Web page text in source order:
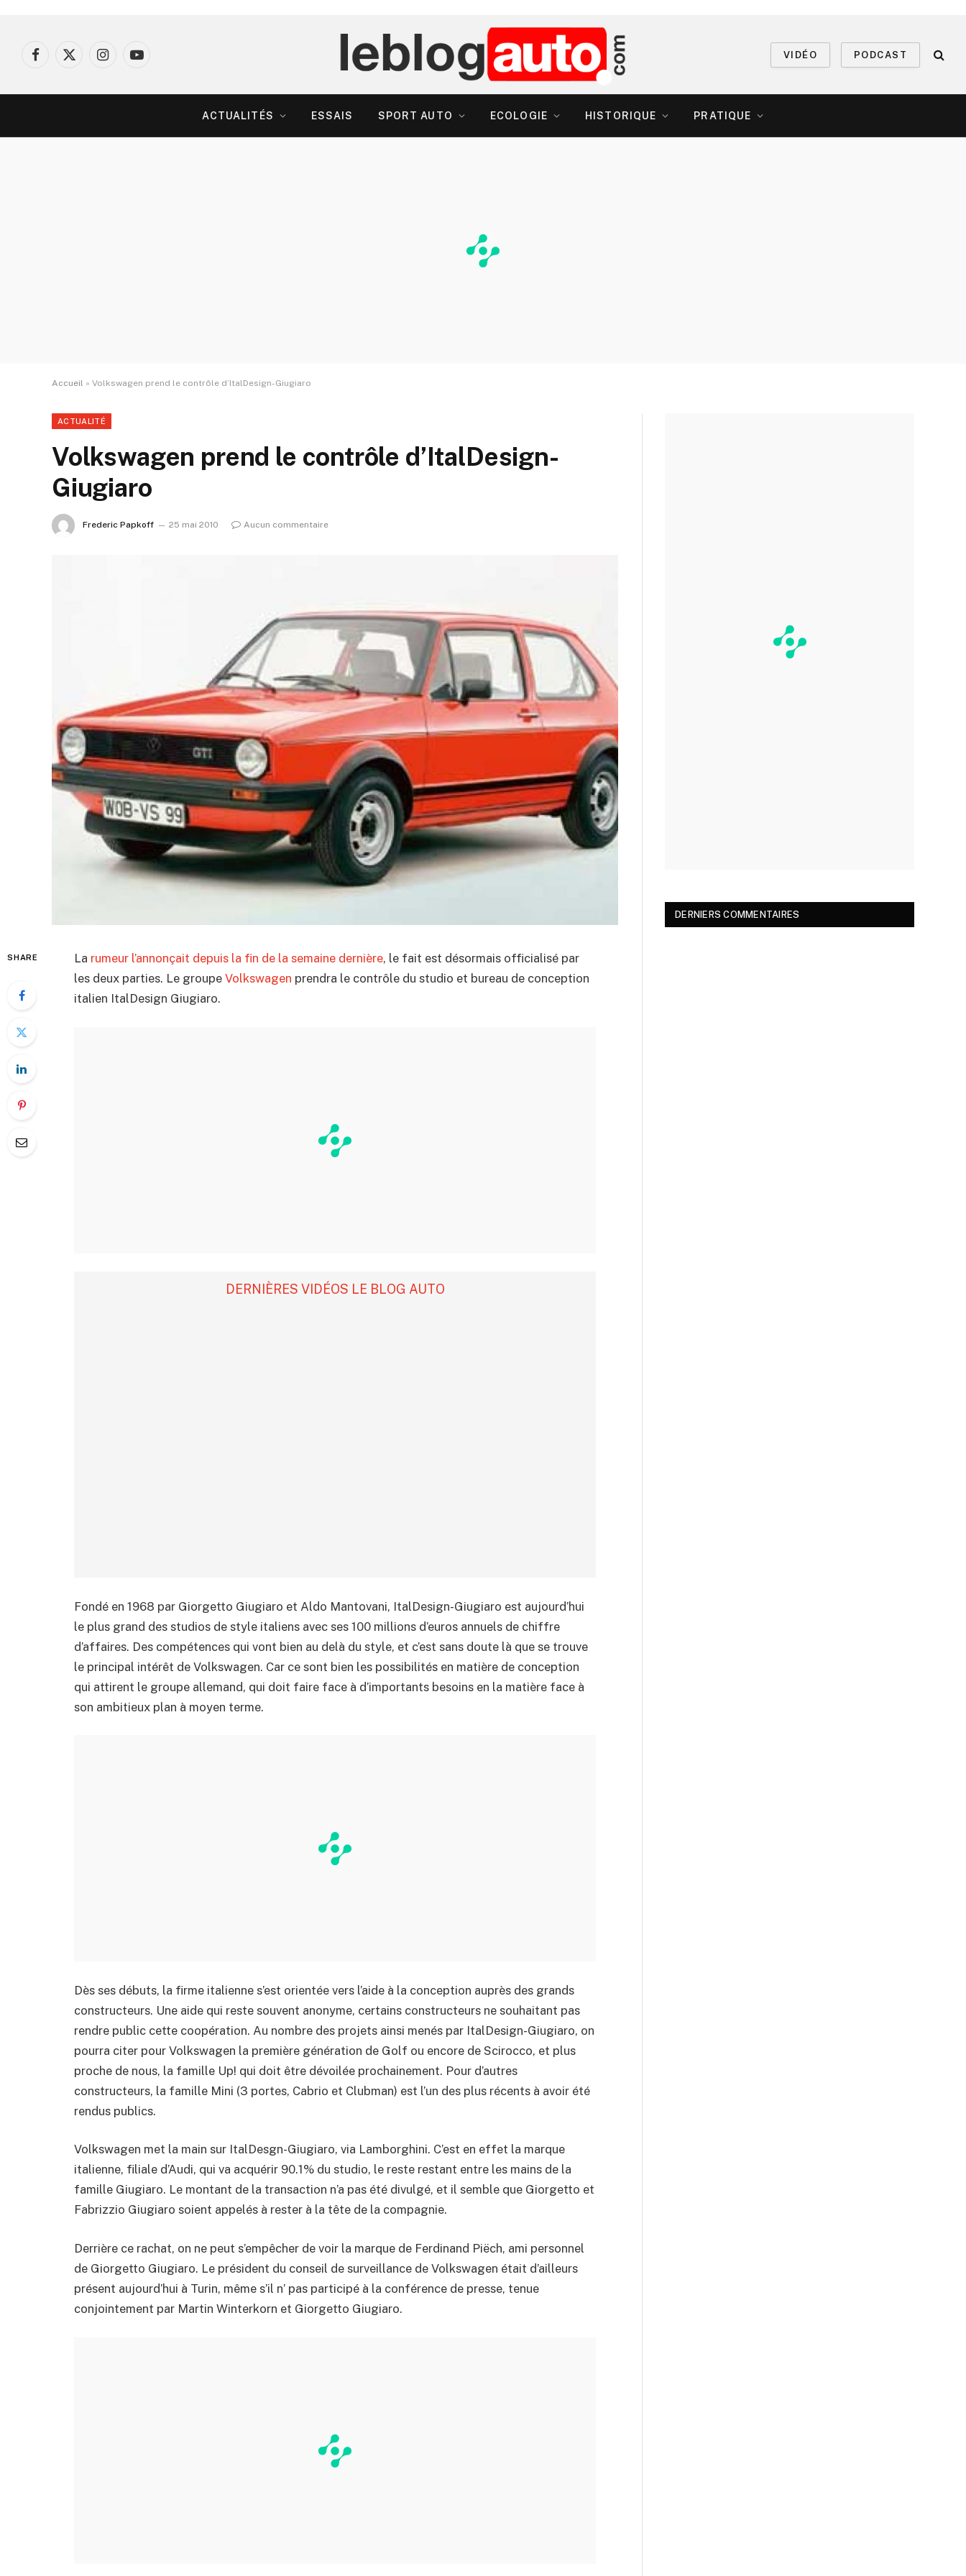
Facebook
X
InstagramYouTube
VIDÉO PODCAST
ACTUALITÉS ESSAIS SPORT AUTO ECOLOGIE HISTORIQUE PRATIQUE
Accueil » Volkswagen prend le contrôle d’ItalDesign-Giugiaro
ACTUALITÉ
Volkswagen prend le contrôle d’ItalDesign-
Giugiaro
Frederic Papkoff 25 mai 2010 Aucun commentaire
SHARE La rumeur l’annonçait depuis la fin de la semaine dernière, le fait est désormais officialisé par
les deux parties. Le groupe Volkswagen prendra le contrôle du studio et bureau de conception
italien ItalDesign Giugiaro.
DERNIÈRES VIDÉOS LE BLOG AUTO
Fondé en 1968 par Giorgetto Giugiaro et Aldo Mantovani, ItalDesign-Giugiaro est aujourd’hui
le plus grand des studios de style italiens avec ses 100 millions d’euros annuels de chiffre
d’affaires. Des compétences qui vont bien au delà du style, et c’est sans doute là que se trouve
le principal intérêt de Volkswagen. Car ce sont bien les possibilités en matière de conception
qui attirent le groupe allemand, qui doit faire face à d’importants besoins en la matière face à
son ambitieux plan à moyen terme.
Dès ses débuts, la firme italienne s’est orientée vers l’aide à la conception auprès des grands
constructeurs. Une aide qui reste souvent anonyme, certains constructeurs ne souhaitant pas
rendre public cette coopération. Au nombre des projets ainsi menés par ItalDesign-Giugiaro, on
pourra citer pour Volkswagen la première génération de Golf ou encore de Scirocco, et plus
proche de nous, la famille Up! qui doit être dévoilée prochainement. Pour d’autres
constructeurs, la famille Mini (3 portes, Cabrio et Clubman) est l’un des plus récents à avoir été
rendus publics.
Volkswagen met la main sur ItalDesgn-Giugiaro, via Lamborghini. C’est en effet la marque
italienne, filiale d’Audi, qui va acquérir 90.1% du studio, le reste restant entre les mains de la
famille Giugiaro. Le montant de la transaction n’a pas été divulgé, et il semble que Giorgetto et
Fabrizzio Giugiaro soient appelés à rester à la tête de la compagnie.
Derrière ce rachat, on ne peut s’empêcher de voir la marque de Ferdinand Piëch, ami personnel
de Giorgetto Giugiaro. Le président du conseil de surveillance de Volkswagen était d’ailleurs
présent aujourd’hui à Turin, même s’il n’ pas participé à la conférence de presse, tenue
conjointement par Martin Winterkorn et Giorgetto Giugiaro.
DERNIERS COMMENTAIRES